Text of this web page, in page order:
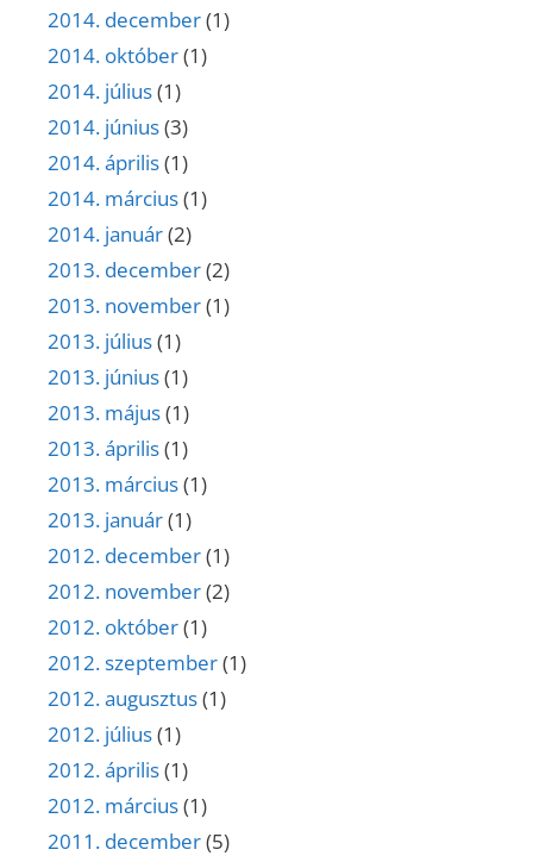
2014. december(1)
2014. október(1)
2014. július(1)
2014. június(3)
2014. április(1)
2014. március(1)
2014. január(2)
2013. december(2)
2013. november(1)
2013. július(1)
2013. június(1)
2013. május(1)
2013. április(1)
2013. március(1)
2013. január(1)
2012. december(1)
2012. november(2)
2012. október(1)
2012. szeptember(1)
2012. augusztus(1)
2012. július(1)
2012. április(1)
2012. március(1)
2011. december(5)